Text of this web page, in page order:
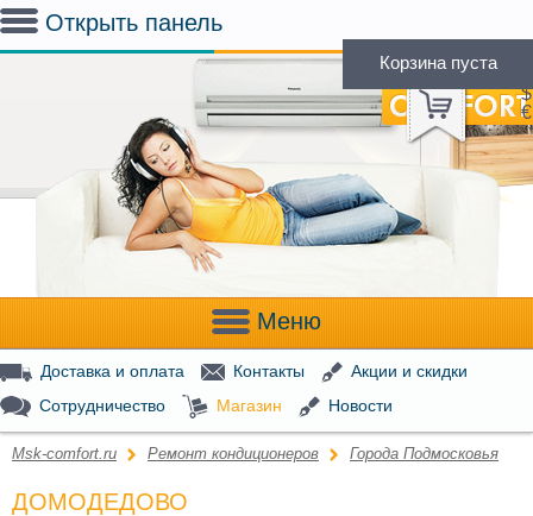
Открыть панель
Корзина пуста
(0)
$
€
Меню
Доставка и оплата Контакты
Акции и скидки
Сотрудничество
Магазин Новости
Msk-comfort.ru Ремонт кондиционеров Города Подмосковья
ДОМОДЕДОВО